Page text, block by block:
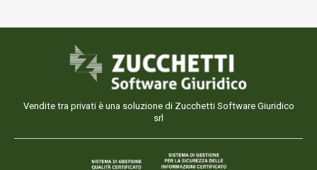
Vendite tra privati è una soluzione di Zucchetti Software Giuridico
srl